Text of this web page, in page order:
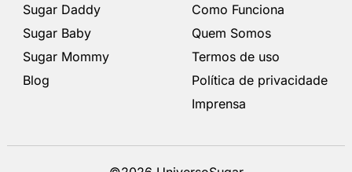
Sugar Daddy
Sugar Baby
Sugar Mommy
Blog
Como Funciona
Quem Somos
Termos de uso
Política de privacidade
Imprensa